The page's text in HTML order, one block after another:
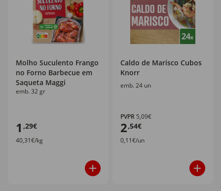
Molho Suculento Frango
no Forno Barbecue em
Saqueta Maggi
emb. 32 gr
1 ,29€
40,31€/kg
Caldo de Marisco Cubos
Knorr
emb. 24 un
PVPR 5,09€
2,54€
0,11€/un